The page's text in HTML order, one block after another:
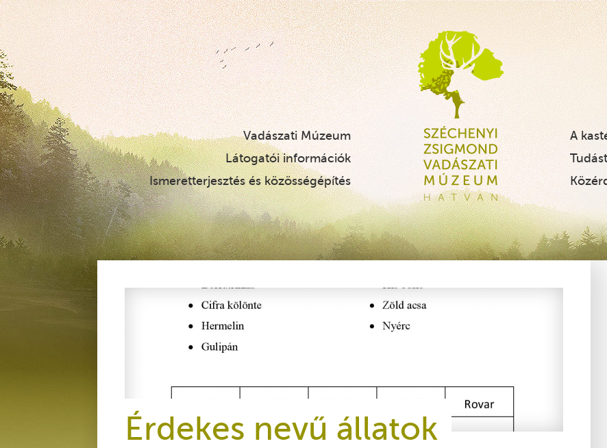
Vadászati Múzeum
Látogatói információk
Ismeretterjesztés és közösségépítés
A
Érdekes nevű állatok